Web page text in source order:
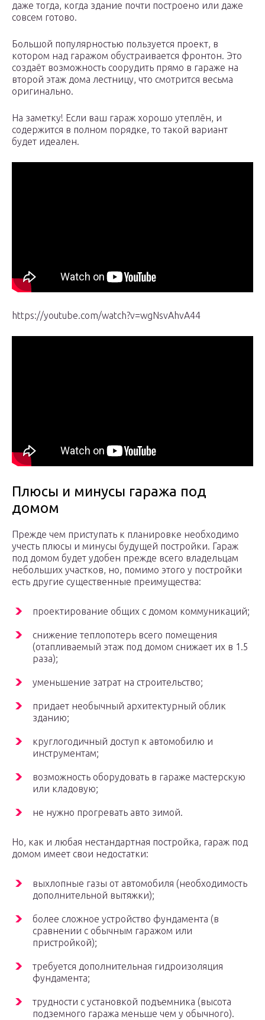
даже тогда, когда здание почти построено или даже
совсем готово.
Большой популярностью пользуется проект, в
котором над гаражом обустраивается фронтон. Это
создаёт возможность соорудить прямо в гараже на
второй этаж дома лестницу, что смотрится весьма
оригинально.
На заметку! Если ваш гараж хорошо утеплён, и
содержится в полном порядке, то такой вариант
будет идеален.
https://youtube.com/watch?v=wgNsvAhvA44
Плюсы и минусы гаража под
домом
Прежде чем приступать к планировке необходимо
учесть плюсы и минусы будущей постройки. Гараж
под домом будет удобен прежде всего владельцам
небольших участков, но, помимо этого у постройки
есть другие существенные преимущества:
проектирование общих с домом коммуникаций;
снижение теплопотерь всего помещения
(отапливаемый этаж под домом снижает их в 1.5
раза);
уменьшение затрат на строительство;
придает необычный архитектурный облик
зданию;
круглогодичный доступ к автомобилю и
инструментам;
возможность оборудовать в гараже мастерскую
или кладовую;
не нужно прогревать авто зимой.
Но, как и любая нестандартная постройка, гараж под
домом имеет свои недостатки:
выхлопные газы от автомобиля (необходимость
дополнительной вытяжки);
более сложное устройство фундамента (в
сравнении с обычным гаражом или
пристройкой);
требуется дополнительная гидроизоляция
фундамента;
трудности с установкой подъемника (высота
подземного гаража меньше чем у обычного).